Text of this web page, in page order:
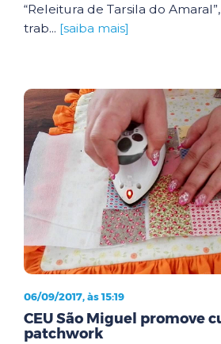
“Releitura de Tarsila do
trab... [saiba mais]
06/09/2017, às 15:19
CEU São Miguel promove
patchwork